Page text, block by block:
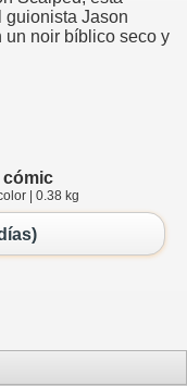
guionista Jason
un noir bíblico seco y
cómic
| 0.38 kg